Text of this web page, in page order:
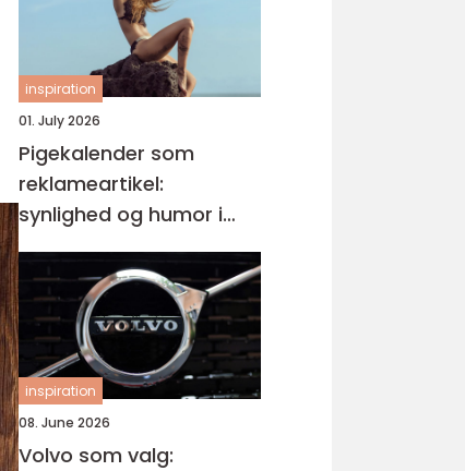
inspiration
01. July 2026
Pigekalender som
reklameartikel:
synlighed og humor i
samme produkt
inspiration
08. June 2026
Volvo som valg: